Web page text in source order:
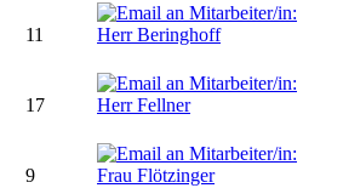
11
17
9